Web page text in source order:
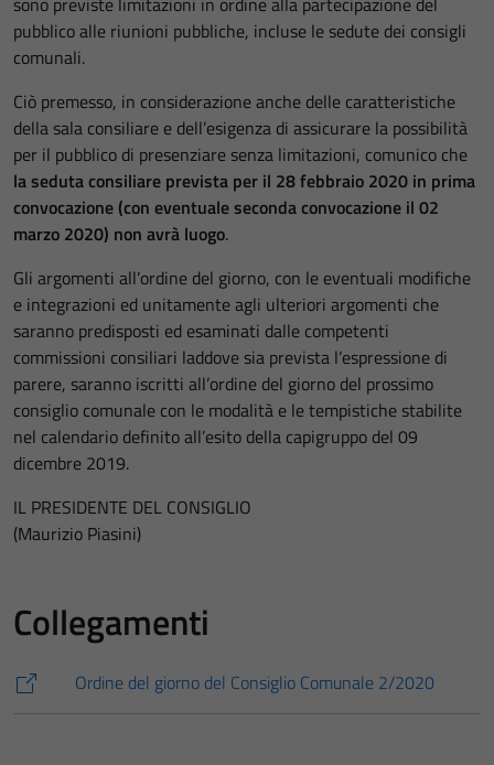
pubblico alle riunioni pubbliche, incluse le sedute dei consigli
comunali.
Ciò premesso, in considerazione anche delle caratteristiche
della sala consiliare e dell’esigenza di assicurare la possibilità
per il pubblico di presenziare senza limitazioni, comunico che
la seduta consiliare prevista per il 28 febbraio 2020 in prima
convocazione (con eventuale seconda convocazione il 02
marzo 2020) non avrà luogo.
Gli argomenti all’ordine del giorno, con le eventuali modifiche
e integrazioni ed unitamente agli ulteriori argomenti che
saranno predisposti ed esaminati dalle competenti
commissioni consiliari laddove sia prevista l’espressione di
parere, saranno iscritti all’ordine del giorno del prossimo
consiglio comunale con le modalità e le tempistiche stabilite
nel calendario definito all’esito della capigruppo del 09
dicembre 2019.
IL PRESIDENTE DEL CONSIGLIO
(Maurizio Piasini)
Collegamenti
Ordine del giorno del Consiglio Comunale 2/2020